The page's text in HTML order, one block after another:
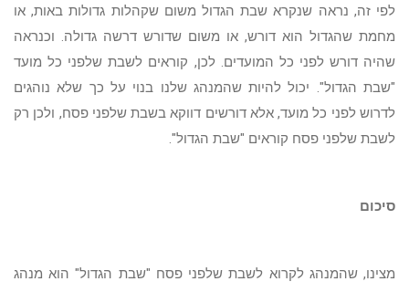
לפי זה, נראה שנקרא שבת הגדול משום שקהלות גדולות באות, או
מחמת שהגדול הוא דורש, או משום שדורש דרשה גדולה. וכנראה
שהיה דורש לפני כל המועדים. לכן, קוראים לשבת שלפני כל מועד
"שבת הגדול". יכול להיות שהמנהג שלנו בנוי על כך שלא נוהגים
לדרוש לפני כל מועד, אלא דורשים דווקא בשבת שלפני פסח, ולכן רק
לשבת שלפני פסח קוראים "שבת הגדול".
סיכום
מצינו, שהמנהג לקרוא לשבת שלפני פסח "שבת הגדול" הוא מנהג